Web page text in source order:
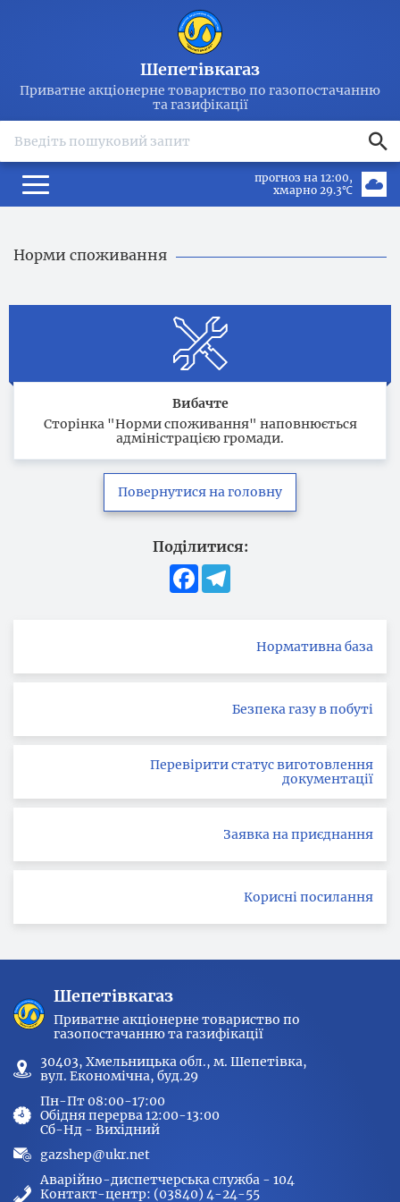
Шепетівкагаз
Приватне акціонерне товариство по газопостачанню
та газифікації
прогноз на 12:00
хмарно 29.3℃
Норми споживання
Вибачте
Сторінка "Норми споживання" наповнюється
адміністрацією громади.
Повернутися на головну
Поділитися:
Facebook
Нормативна база
Безпека газу в побуті
Перевірити статус виготовлення
документації
Заявка на приєднання
Корисні посилання
Шепетівкагаз
Приватне акціонерне товариство по
газопостачанню та газифікації
30403, Хмельницька обл., м. Шепетівка,
вул. Економічна, буд.29
Пн-Пт 08:00-17:00
Обідня перерва 12:00-13:00
Сб-Нд - Вихідний
gazshep@ukr.net
Аварійно-диспетчерська служба - 104
Контакт-центр: (03840) 4-24-55